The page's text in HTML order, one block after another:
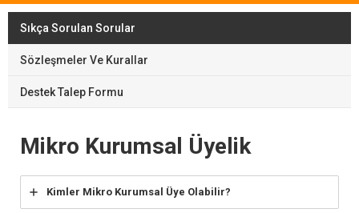
Sıkça Sorulan Sorular
Sözleşmeler Ve Kurallar
Destek Talep Formu
Mikro Kurumsal Üyelik
Kimler Mikro Kurumsal Üye Olabilir?